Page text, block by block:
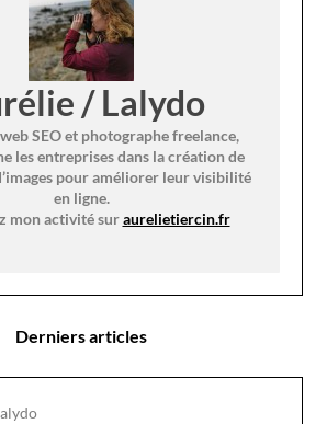
/ Lalydo
SEO et photographe freelance,
les entreprises dans la création de
pour améliorer leur visibilité
en ligne.
mon activité suraurelietiercin.fr
Derniers articles